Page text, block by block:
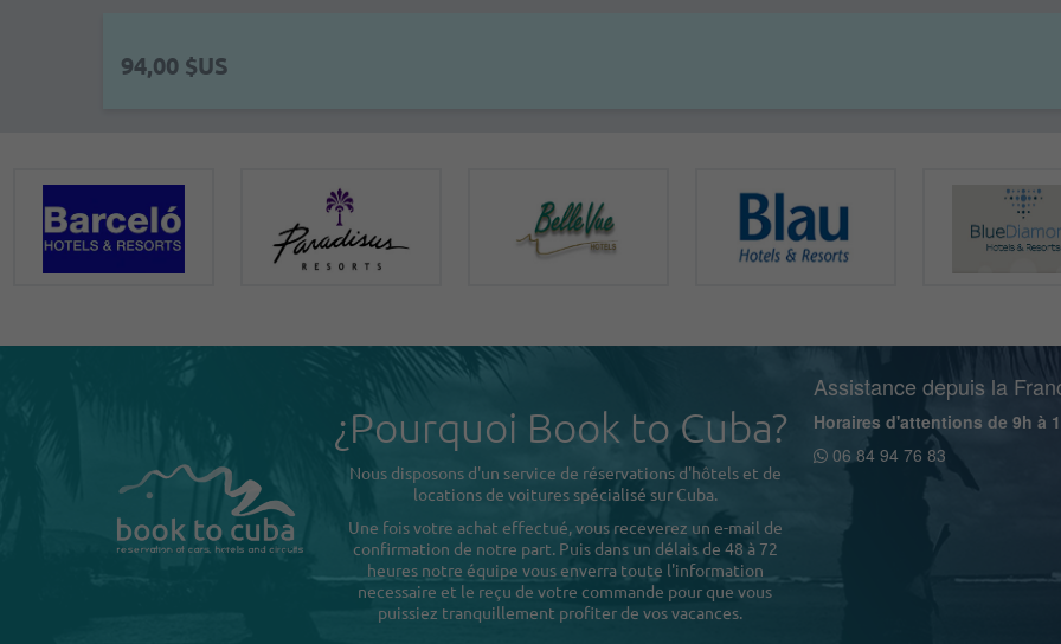
94,00 $US
¿Pourquoi Book to Cuba?
Nous disposons d'un service de réservations d'hôtels et de
locations de voitures spécialisé sur Cuba.
Une fois votre achat effectué, vous receverez un e-mail de
confirmation de notre part. Puis dans un délais de 48 à 72
heures notre équipe vous enverra toute l'information
necessaire et le reçu de votre commande pour que vous
puissiez tranquillement profiter de vos vacances.
Assistance depuis la
Horaires d'attentions de 9h à
06 84 94 76 83